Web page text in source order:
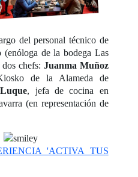
del personal técnico de
(enóloga de la bodega Las
chefs: Juanma Muñoz
de la Alameda de
, jefa de cocina en
(en representación de
'ACTIVA TUS